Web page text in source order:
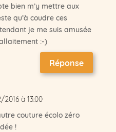
bien m’y mettre aux
qu’à coudre ces
je me suis amusée
:-)
Réponse
à 13:00
couture écolo zéro
!